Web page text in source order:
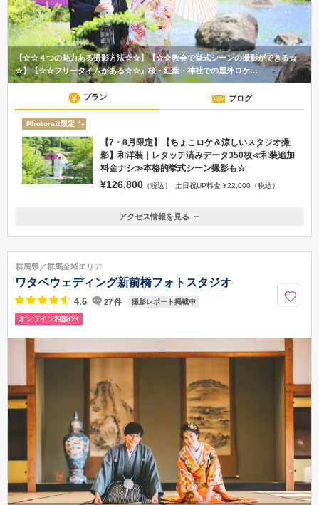
【☆☆４つの魅力ある撮影方法☆☆】【☆☆教会で挙式シーンの撮影ができる☆
☆】【☆☆フリータイムがある☆☆』桜・紅葉・神社での屋外ロケ…
プラン ブログ
Photorait限定
【7・8月限定】【ちょこロケ＆涼しいスタジオ撮
影】和洋装｜レタッチ済みデータ350枚≪和装追加
料金ナシ≫本格的挙式シーン撮影も☆
¥126,800 （税込） 土日祝UP料金 ¥22,000（税込）
群馬県伊勢崎市宮子町３６３４−１
駅・東武伊勢崎駅
027-023-3355
アクセス情報を見る
群馬県／群馬全域エリア
ワタベウェディング新前橋フォトスタジオ
4.6 27件 撮影レポート掲載中
オンライン相談OK